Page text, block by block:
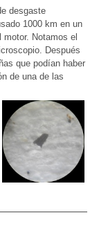
desgaste
1000 km en un
Notamos el
Después
que podían haber
de una de las